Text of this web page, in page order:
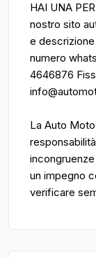
HAI UNA
nostro sito
e
numero
4646876
La Auto
un impegno
verificare